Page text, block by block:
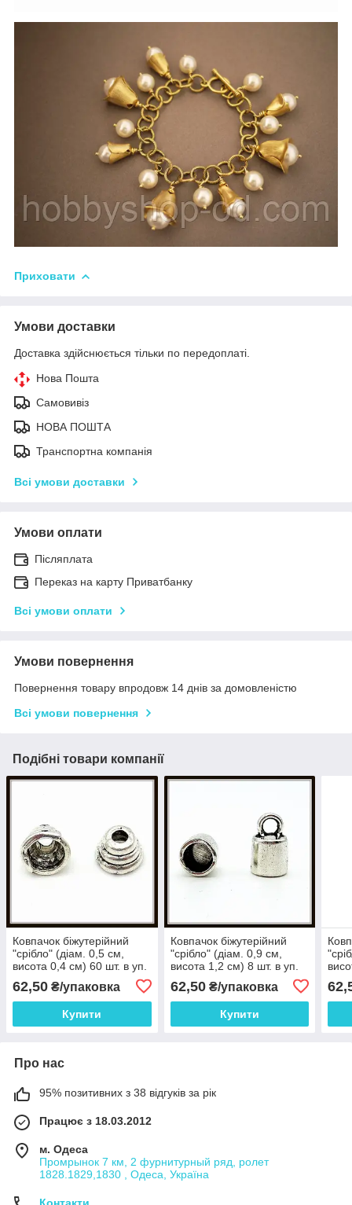
Приховати
Умови доставки
Доставка здійснюється тільки по передоплаті.
Нова Пошта
Самовивіз
НОВА ПОШТА
Транспортна компанія
Всі умови доставки
Умови оплати
Післяплата
Переказ на карту Приватбанку
Всі умови оплати
Умови повернення
Повернення товару впродовж 14 днів за домовленістю
Всі умови повернення
Подібні товари компанії
Ковпачок біжутерійний
"срібло" (діам. 0,5 см,
висота 0,4 см) 60 шт. в уп.
62,50 ₴/упаковка
Купити
Ковпачок біжутерійний
"срібло" (діам. 0,9 см,
висота 1,2 см) 8 шт. в уп.
62,50₴/упаковка
Купити
Про нас
95% позитивних з 38 відгуків за рік
Працює з 18.03.2012
м. Одеса
Промрынок 7 км, 2 фурнитурный ряд, ролет
1828.1829,1830 , Одеса, Україна
Контакти